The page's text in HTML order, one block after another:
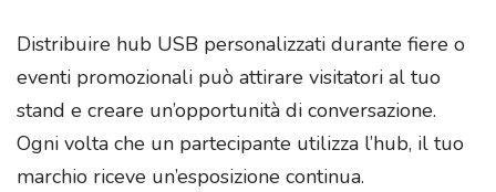
Distribuire hub USB personalizzati durante fiere o
eventi promozionali può attirare visitatori al tuo
stand e creare un’opportunità di conversazione.
Ogni volta che un partecipante utilizza l’hub, il tuo
marchio riceve un’esposizione continua.